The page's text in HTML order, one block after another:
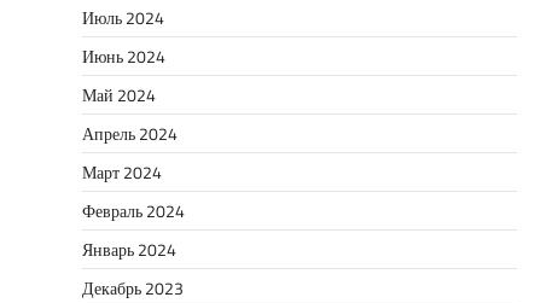
Июль 2024
Июнь 2024
Май 2024
Апрель 2024
Март 2024
Февраль 2024
Январь 2024
Декабрь 2023